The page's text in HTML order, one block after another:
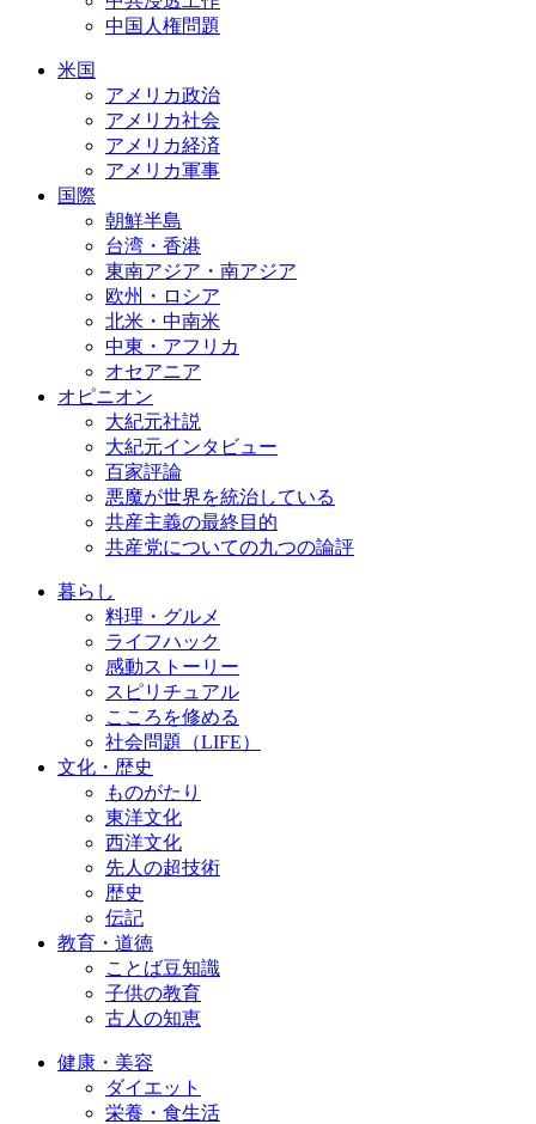
中国人権問題
米国
アメリカ政治
アメリカ社会
アメリカ経済
アメリカ軍事
国際
朝鮮半島
台湾・香港
東南アジア・南アジア
欧州・ロシア
北米・中南米
中東・アフリカ
オセアニア
オピニオン
大紀元社説
大紀元インタビュー
百家評論
悪魔が世界を統治している
共産主義の最終目的
共産党についての九つの論評
暮らし
料理・グルメ
ライフハック
感動ストーリー
スピリチュアル
こころを修める
社会問題（LIFE）
文化・歴史
ものがたり
東洋文化
西洋文化
先人の超技術
歴史
伝記
教育・道徳
ことば豆知識
子供の教育
古人の知恵
健康・美容
ダイエット
栄養・食生活